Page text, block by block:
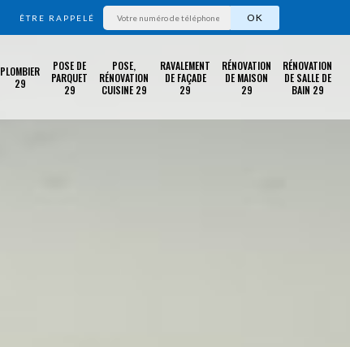
ÊTRE RAPPELÉ
PLOMBIER
29
POSE DE
PARQUET
29
POSE,
RÉNOVATION
CUISINE 29
RAVALEMENT
DE FAÇADE
29
RÉNOVATION
DE MAISON
29
RÉNOVATION
DE SALLE DE
BAIN 29